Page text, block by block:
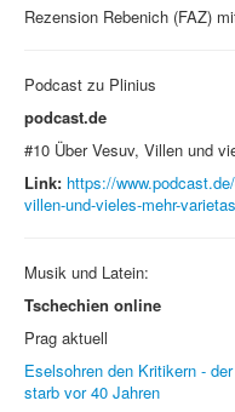
Rezension Rebenich (FAZ)
Podcast zu Plinius
podcast.de
#10 Über Vesuv, Villen und
Link: https://
villen-und-vieles-mehr-
Musik und Latein:
Tschechien online
Prag aktuell
Eselsohren den Kritikern -
starb vor 40 Jahren